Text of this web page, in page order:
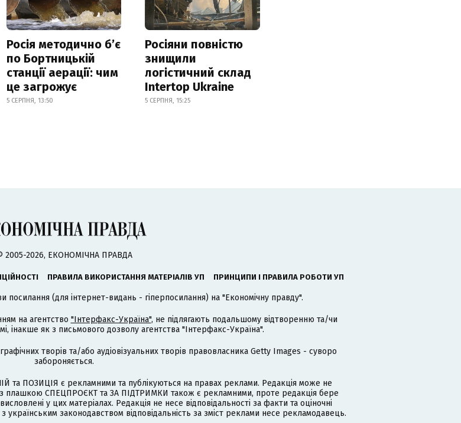
Росія методично б’є
по Бортницькій
станції аерації: чим
це загрожує
5 СЕРПНЯ, 13:50
Росіяни повністю
знищили
логістичний склад
Intertop Ukraine
5 СЕРПНЯ, 15:25
2005-2026, ЕКОНОМІЧНА ПРАВДА
ПРАВИЛА ВИКОРИСТАННЯ МАТЕРІАЛІВ УП ПРИНЦИПИ І ПРАВИЛА РОБОТИ УП
посилання (для інтернет-видань - гіперпосилання) на "Економічну правду".
на агентство "Інтерфакс-Україна", не підлягають подальшому відтворенню та/чи
інакше як з письмового дозволу агентства "Інтерфакс-Україна".
творів та/або аудіовізуальних творів правовласника Getty Images - суворо
забороняється.
та ПОЗИЦІЯ є рекламними та публікуються на правах реклами. Редакція може не
з плашкою СПЕЦПРОЄКТ та ЗА ПІДТРИМКИ також є рекламними, проте редакція бере
у цих матеріалах. Редакція не несе відповідальності за факти та оціночні
законодавством відповідальність за зміст реклами несе рекламодавець.